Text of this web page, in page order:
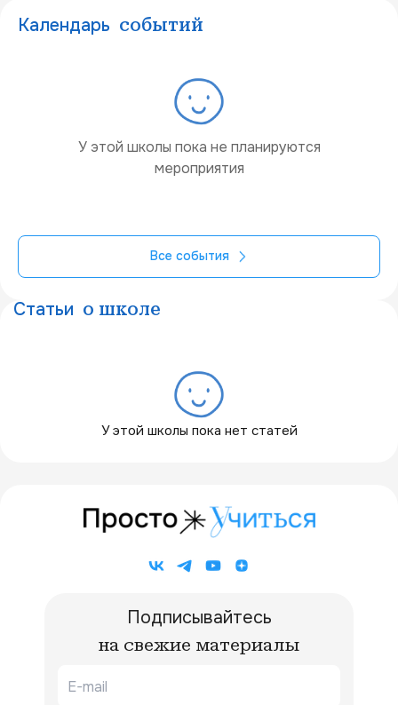
Календарь событий
У этой школы пока не планируются
мероприятия
Все события
Статьи о школе
У этой школы пока нет статей
Подписывайтесь
на свежие материалы